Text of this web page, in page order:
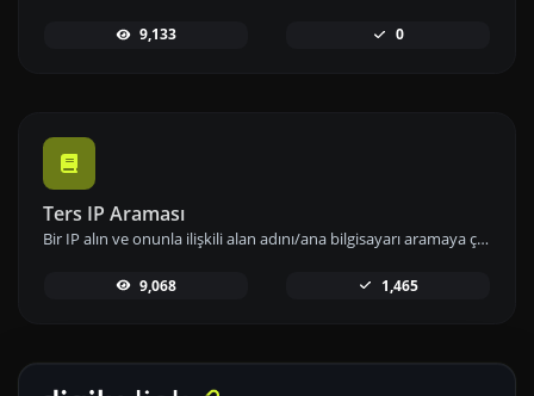
9,133 0
Ters IP Araması
Bir IP alın ve onunla ilişkili alan adını/ana bilgisayarı aramaya çalışın.
9,068 1,465